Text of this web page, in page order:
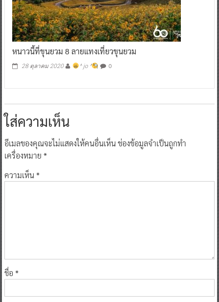
หนาวนี้ที่ขุนยวม 8 ลายแทงเที่ยวขุนยวม
28 ตุลาคม 2020 ^ jo ^ 0
ใส่ความเห็น
อีเมลของคุณจะไม่แสดงให้คนอื่นเห็นช่องข้อมูลจำเป็นถูกทำ
เครื่องหมาย *
ความเห็น*
ชื่อ *